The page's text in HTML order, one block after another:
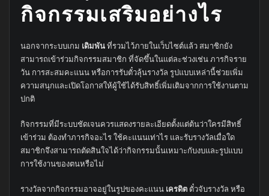
กิจกรรมเสริมอย่างไร
นอกจากระบบเกม เดิมพันที่รวมไว้ภายในเว็บไซต์แล้ว สมาชิกยัง
สามารถเข้าร่วมกิจกรรมสมาชิก ที่จัดขึ้นในแต่ละช่วงเช่น ภารกิจราย
วัน การสะสมคะแนน หรือการรับตั๋วลุ้นรางวัล รูปแบบเหล่านี้ช่วยเพิ่ม
ความสนุกและเปิดโอกาสให้ผู้ใช้ได้รับสิทธิ์เพิ่มเติมจากการใช้งานตาม
ปกติ
กิจกรรมที่มีระบบชัดเจนควรแสดงรายละเอียดตั้งแต่ต้นว่าใครมีสิทธิ์
เข้าร่วม ต้องทำภารกิจอะไร ใช้คะแนนเท่าไร และรับรางวัลเมื่อใด
สมาชิกจึงสามารถตัดสินใจได้ว่ากิจกรรมนั้นเหมาะกับงบและรูปแบบ
การใช้งานของตนหรือไม่
รางวัลจากกิจกรรมอาจอยู่ในรูปของคะแนน เครดิตตั๋วจับรางวัล หรือ